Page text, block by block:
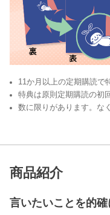
11か月以上の定期購読で
特典は原則定期購読の初
数に限りがあります。な
商品紹介
言いたいことを的